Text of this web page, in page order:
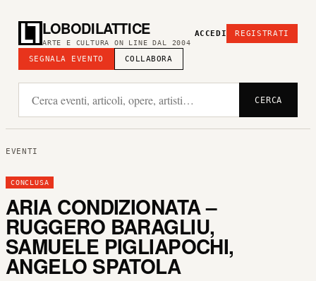
LOBODILATTICE
ARTE E CULTURA ON LINE DAL 2004
SEGNALA EVENTO COLLABORA
ACCEDI REGISTRATI
CERCA
EVENTI
CONCLUSA
ARIA CONDIZIONATA –
RUGGERO BARAGLIU,
SAMUELE PIGLIAPOCHI,
ANGELO SPATOLA